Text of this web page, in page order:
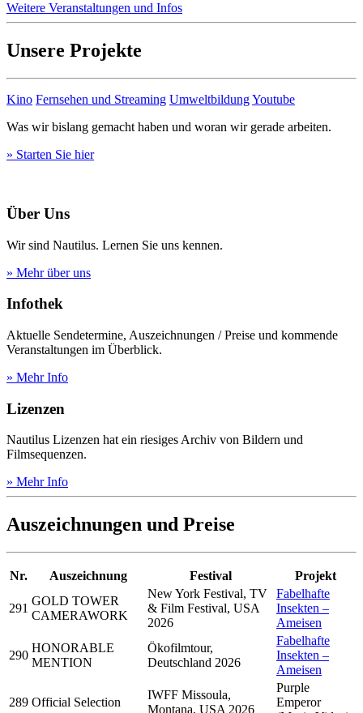
Weitere Veranstaltungen und Infos
Unsere Projekte
Kino Fernsehen und Streaming UmweltbildungYoutube
Was wir bislang gemacht haben und woran wir gerade arbeiten.
» Starten Sie hier
Über Uns
Wir sind Nautilus. Lernen Sie uns kennen.
» Mehr über uns
Infothek
Aktuelle Sendetermine, Auszeichnungen / Preise und kommende
Veranstaltungen im Überblick.
» Mehr Info
Lizenzen
Nautilus Lizenzen hat ein riesiges Archiv von Bildern und
Filmsequenzen.
» Mehr Info
Auszeichnungen und Preise
Nr. Auszeichnung Festival Projekt
291
GOLD TOWER
CAMERAWORK
New York Festival, TV
& Film Festival, USA
2026
Fabelhafte
Insekten –
Ameisen
290
HONORABLE
MENTION
Ökofilmtour,
Deutschland 2026
Fabelhafte
Insekten –
Ameisen
289 Official Selection
IWFF Missoula,
Montana, USA 2026
Purple
Emperor